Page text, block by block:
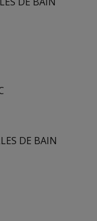
DE BAIN